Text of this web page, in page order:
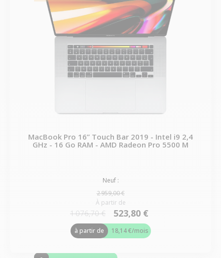
MacBook Pro 16” Touch Bar 2019 - Intel i9 2,4
GHz - 16 Go RAM - AMD Radeon Pro 5500 M
Neuf :
2 959,00 €
À partir de
1 076,70 € 523,80 €
à partir de 18,14 €/mois